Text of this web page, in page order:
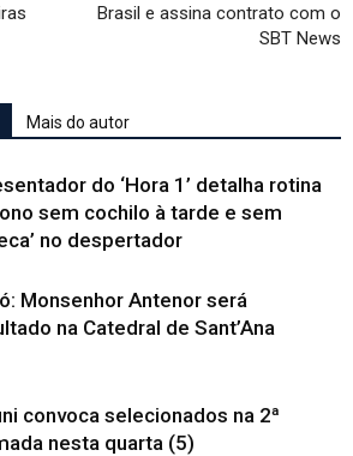
Brasil e assina contrato com o
SBT News
Mais do autor
do ‘Hora 1’ detalha rotina
sem cochilo à tarde e sem
no despertador
Monsenhor Antenor será
na Catedral de Sant’Ana
convoca selecionados na 2ª
nesta quarta (5)